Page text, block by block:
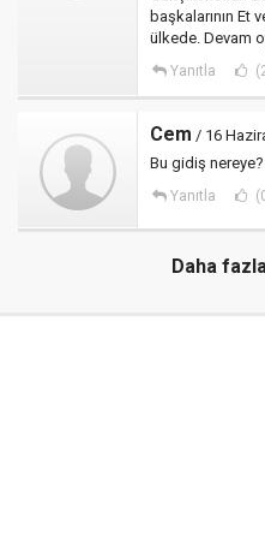
başkalarının Et
ülkede. Devam
Yanıtla
Cem / 16
Bu gidiş nereye?
Yanıtla
Daha